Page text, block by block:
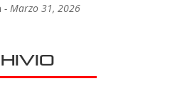
Marzo 31, 2026